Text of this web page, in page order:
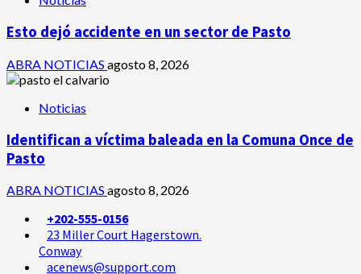
Esto dejó accidente en un sector de Pasto
ABRA NOTICIAS agosto 8, 2026
Noticias
Identifican a víctima baleada en la Comuna Once de
Pasto
ABRA NOTICIAS agosto 8, 2026
+202-555-0156
23 Miller Court Hagerstown.
Conway
acenews@support.com